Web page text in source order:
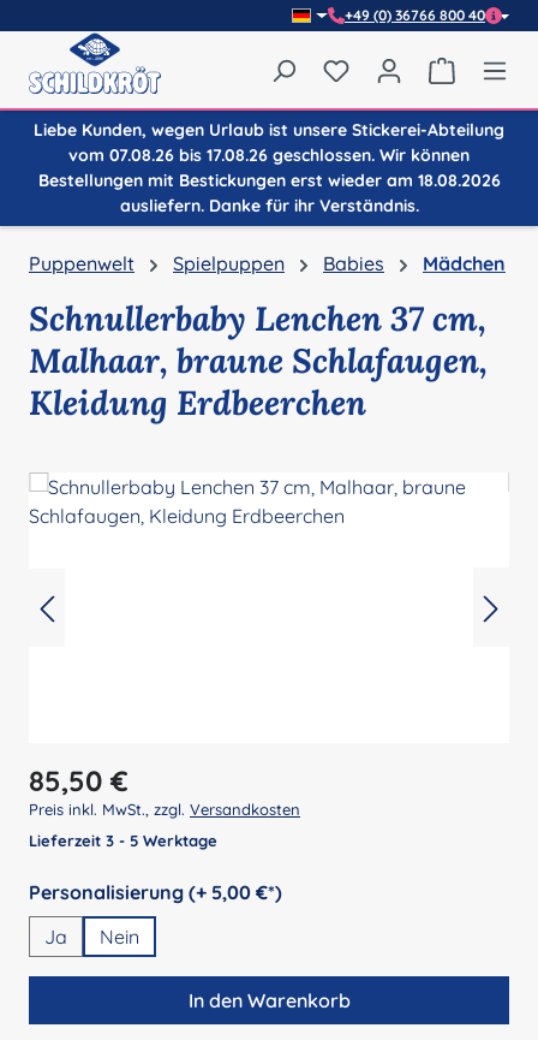
+49 (0) 36766 800 40
Du hast 0 Produkte
Liebe Kunden, wegen Urlaub ist unsere Stickerei-Abteilung
vom 07.08.26 bis 17.08.26 geschlossen. Wir können
Bestellungen mit Bestickungen erst wieder am 18.08.2026
ausliefern. Danke für ihr Verständnis.
Puppenwelt Spielpuppen Babies Mädchen
Schnullerbaby Lenchen 37 cm,
Malhaar, braune Schlafaugen,
Kleidung Erdbeerchen
Regulärer Preis:
85,50 €
Preis inkl. MwSt., zzgl. Versandkosten
Lieferzeit 3 - 5 Werktage
Personalisierung (+ 5,00 €*)auswählen
Ja
Nein
In den Warenkorb